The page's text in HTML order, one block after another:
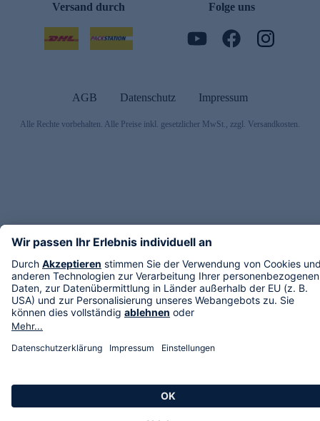
Versand durch Folge uns
AGB Datenschutz Impressum
Alle Rechte vorbehalten. Alle Preise inkl. gesetzlicher MwSt., zzgl. Versandkosten.